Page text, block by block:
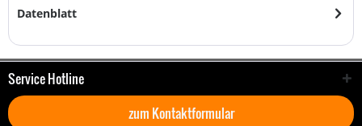
Datenblatt
Service Hotline
zum Kontaktformular